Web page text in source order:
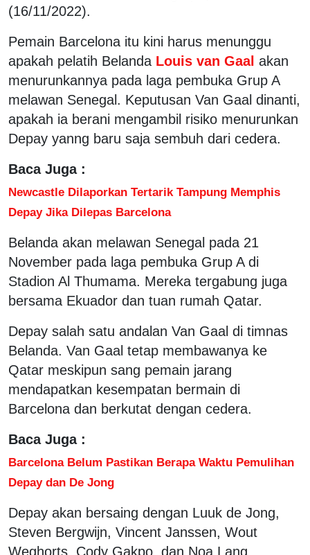
(16/11/2022).
Pemain Barcelona itu kini harus menunggu
apakah pelatih Belanda Louis van Gaal akan
menurunkannya pada laga pembuka Grup A
melawan Senegal. Keputusan Van Gaal dinanti,
apakah ia berani mengambil risiko menurunkan
Depay yanng baru saja sembuh dari cedera.
Baca Juga :
Newcastle Dilaporkan Tertarik Tampung Memphis
Depay Jika Dilepas Barcelona
Belanda akan melawan Senegal pada 21
November pada laga pembuka Grup A di
Stadion Al Thumama. Mereka tergabung juga
bersama Ekuador dan tuan rumah Qatar.
Depay salah satu andalan Van Gaal di timnas
Belanda. Van Gaal tetap membawanya ke
Qatar meskipun sang pemain jarang
mendapatkan kesempatan bermain di
Barcelona dan berkutat dengan cedera.
Baca Juga :
Barcelona Belum Pastikan Berapa Waktu Pemulihan
Depay dan De Jong
Depay akan bersaing dengan Luuk de Jong,
Steven Bergwijn, Vincent Janssen, Wout
Weghorts, Cody Gakpo, dan Noa Lang.